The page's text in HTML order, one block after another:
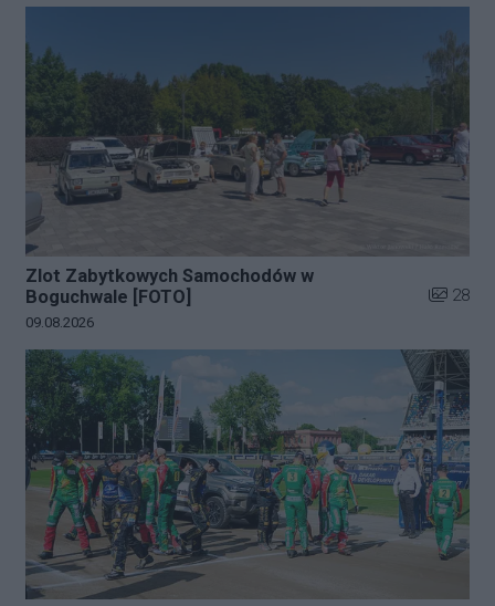
Zlot Zabytkowych Samochodów w
Boguchwale [FOTO]
Liczba
28
Data dodania galerii:
09.08.2026